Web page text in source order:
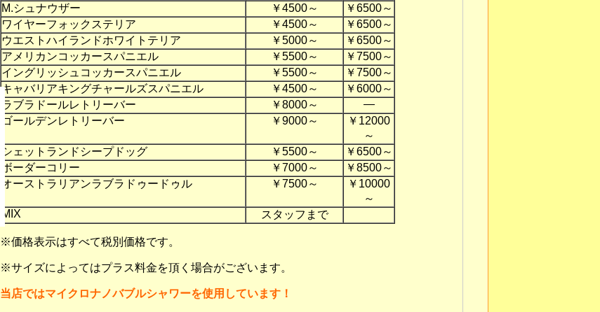
M.シュナウザー
￥4500～
￥6500～
ワイヤーフォックステリア
￥4500～
￥6500～
ウエストハイランドホワイトテリア
￥5000～
￥6500～
アメリカンコッカースパニエル
￥5500～
￥7500～
イングリッシュコッカースパニエル
￥5500～
￥7500～
キャバリアキングチャールズスパニエル
￥4500～
￥6000～
ラブラドールレトリーバー
￥8000～
―
ゴールデンレトリーバー
￥9000～
￥12000
～
シェットランドシープドッグ
￥5500～
￥6500～
ボーダーコリー
￥7000～
￥8500～
オーストラリアンラブラドゥードゥル
￥7500～
￥10000
～
MIX
スタッフまで
※価格表示はすべて税別価格です。
※サイズによってはプラス料金を頂く場合がございます。
当店ではマイクロナノバブルシャワーを使用しています！